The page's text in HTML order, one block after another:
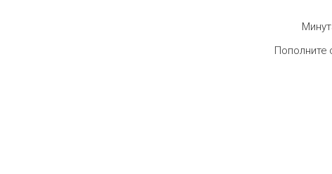
Пополните